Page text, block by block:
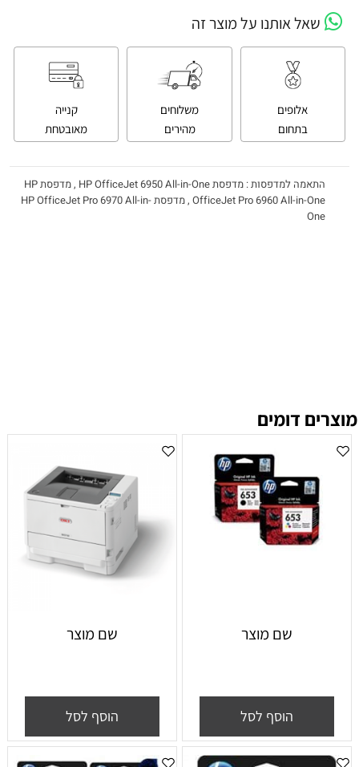
שאל אותנו על מוצר זה
אלופים
בתחום
משלוחים
מהירים
קנייה
מאובטחת
התאמה למדפסות : מדפסת HP OfficeJet 6950 All-in-One , מדפסת HP
OfficeJet Pro 6960 All-in-One , מדפסת HP OfficeJet Pro 6970 All-in-
One
מוצרים דומים
שם מוצר
הוסף לסל
שם מוצר
הוסף לסל